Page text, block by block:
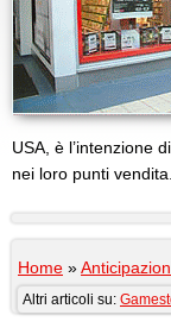
USA, è l’intenzione
nei loro punti vendita.
Home »
Altri articoli su: